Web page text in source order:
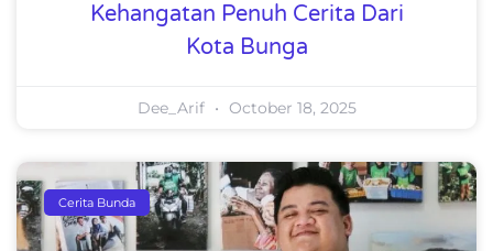
Kehangatan Penuh Cerita Dari
Kota Bunga
Dee_Arif October 18, 2025
Cerita Bunda